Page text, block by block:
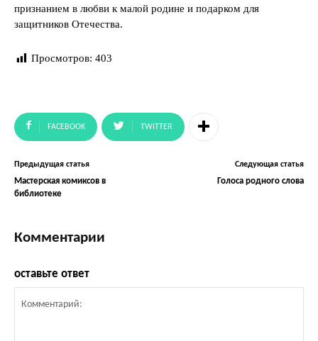
признанием в любви к малой родине и подарком для
защитников Отечества.
Просмотров: 403
FACEBOOK TWITTER
Предыдущая статья
Мастерская комиксов в
библиотеке
Следующая статья
Голоса родного слова
Комментарии
оставьте ответ